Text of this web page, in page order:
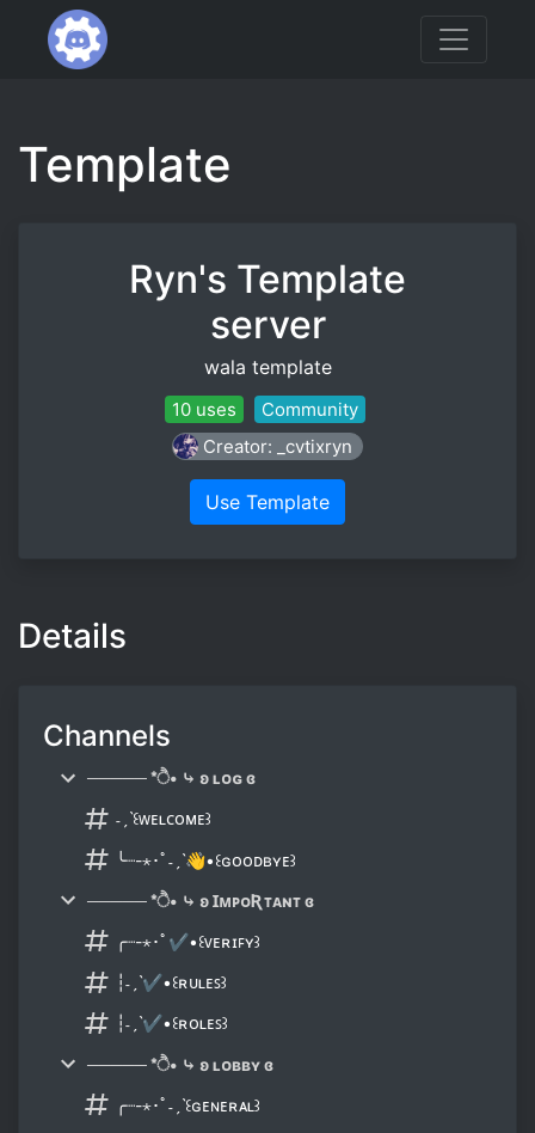
Template
Ryn's Template
server
wala template
10 uses
Community
Creator: _cvtixryn
Use Template
Details
Channels
───── *ੈ• ⤷ ʚ ʟᴏɢ ɞ
˗ˏˋ꒰ᴡᴇʟᴄᴏᴍᴇ꒱
╰┈-⋆･ﾟ˗ˏˋ👋•꒰ɢᴏᴏᴅʙʏᴇ꒱
───── *ੈ• ⤷ ʚ ꞮᴍᴘᴏƦᴛᴀɴᴛ ɞ
╭┈-⋆･ﾟ✔•꒰ᴠᴇʀɪꜰʏ꒱
┆˗ˏˋ✔•꒰ʀᴜʟᴇꜱ꒱
┆˗ˏˋ✔•꒰ʀᴏʟᴇꜱ꒱
───── *ੈ• ⤷ ʚ ʟᴏʙʙʏ ɞ
╭┈-⋆･ﾟ˗ˏˋ꒰ɢᴇɴᴇʀᴀʟ꒱